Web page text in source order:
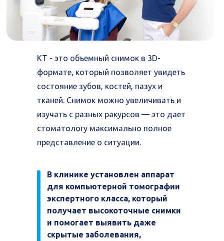
В клинике установлен аппарат
для компьютерной томографии
экспертного класса, который
получает высокоточные снимки
и помогает выявить даже
скрытые заболевания,
КТ - это объемный снимок в 3D-
формате, который позволяет увидеть
состояние зубов, костей, пазух и
тканей. Снимок можно увеличивать и
изучать с разных ракурсов — это дает
стоматологу максимально полное
представление о ситуации.
Поставит точный
противопоказания
Составит полную